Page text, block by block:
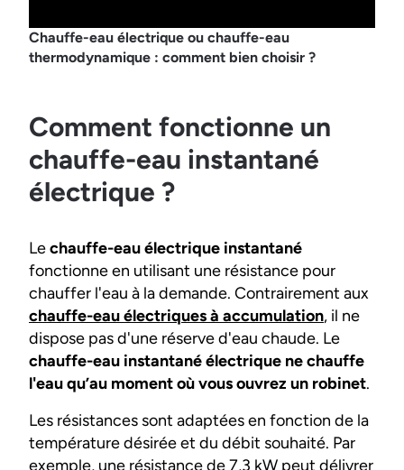
Chauffe-eau électrique ou chauffe-eau
thermodynamique : comment bien choisir ?
Comment fonctionne un
chauffe-eau instantané
électrique ?
Lechauffe-eau électrique instantané
fonctionne en utilisant une résistance pour
chauffer l'eau à la demande. Contrairement aux
chauffe-eau électriques à accumulation, il ne
dispose pas d'une réserve d'eau chaude. Le
chauffe-eau instantané électrique ne chauffe
l'eau qu’au moment où vous ouvrez un robinet.
Les résistances sont adaptées en fonction de la
température désirée et du débit souhaité. Par
exemple, une résistance de 7,3 kW peut délivrer